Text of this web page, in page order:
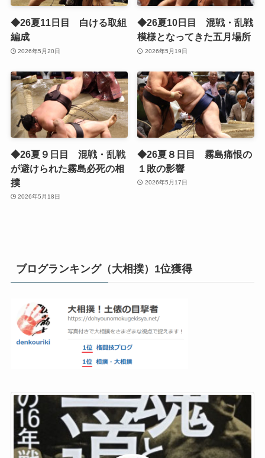
◆26夏11日目 白ける取組
編成
2026年5月20日
◆26夏10日目 混戦・乱戦
模様となってきた五月場所
2026年5月19日
◆26夏９日目 混戦・乱戦
が避けられた霧島必死の相
撲
2026年5月18日
◆26夏８日目 霧島痛恨の
１敗の影響
2026年5月17日
ブログランキング（大相撲）1位獲得